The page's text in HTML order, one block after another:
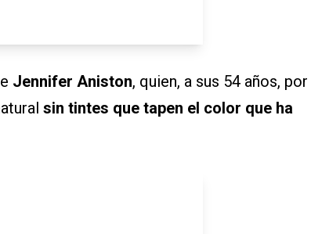
Jennifer Aniston, quien, a sus 54 años, por
sin tintes que tapen el color que ha